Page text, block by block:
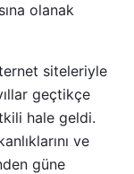
olanak
siteleriyle
geçtikçe
hale geldi.
ve
güne